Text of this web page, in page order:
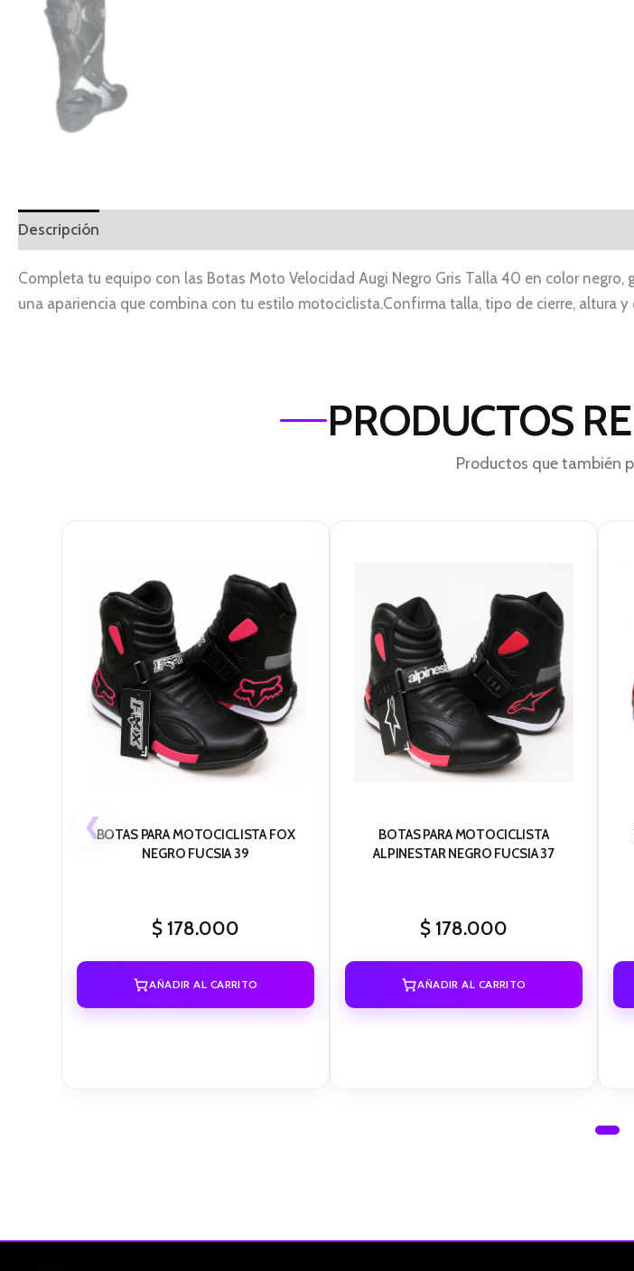
Descripción
Completa tu equipo con las Botas Moto Velocidad Augi Negro Gris Talla 40 en color
una apariencia que combina con tu estilo motociclista.Confirma talla, tipo de cierre, altura
PRODUCTOS
Productos que también
BOTAS PARA MOTOCICLISTA FOX
NEGRO FUCSIA 39
$ 178.000
AÑADIR AL CARRITO
BOTAS PARA MOTOCICLISTA
ALPINESTAR NEGRO FUCSIA 37
$ 178.000
AÑADIR AL CARRITO
❮